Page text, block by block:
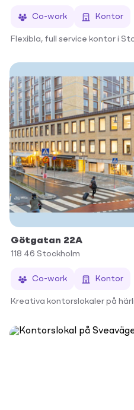
Co-work Kontor
Flexibla, full service kontor i
Götgatan 22A
118 46 Stockholm
Co-work Kontor
Kreativa kontorslokaler på